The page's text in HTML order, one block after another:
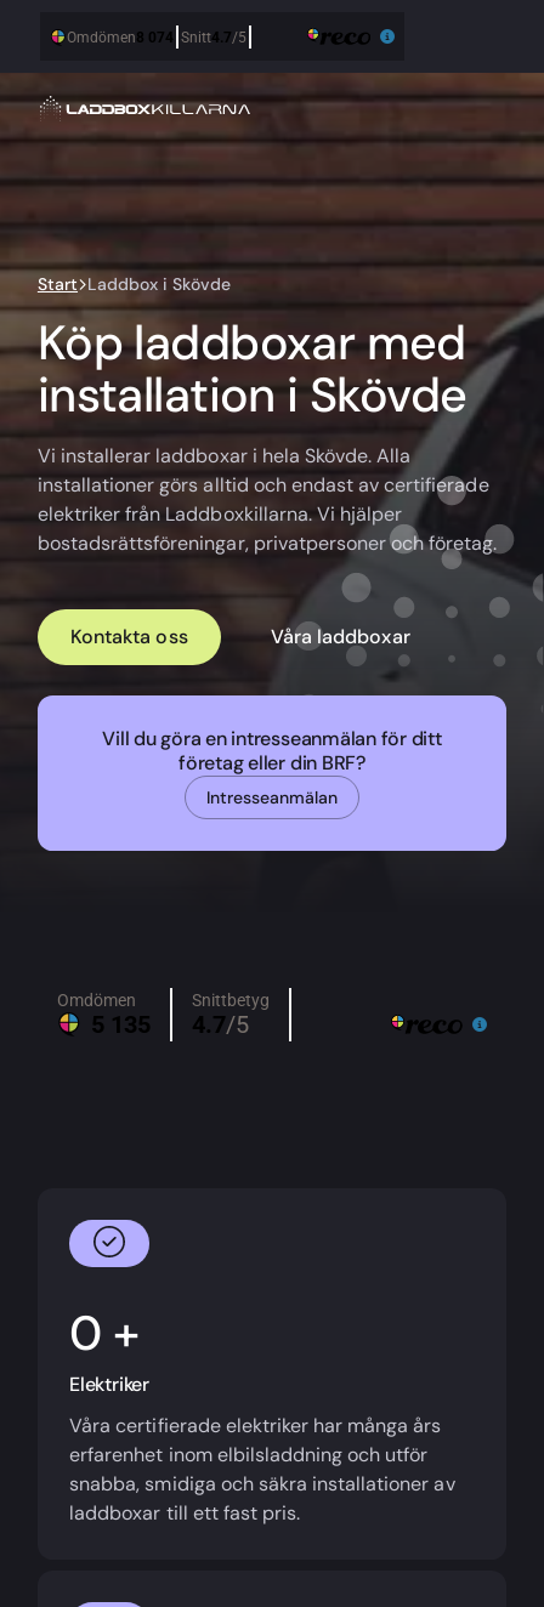
Start Laddbox i Skövde
Köp laddboxar med
installation i Skövde
Vi installerar laddboxar i hela Skövde. Alla
installationer görs alltid och endast av certifierade
elektriker från Laddboxkillarna. Vi hjälper
bostadsrättsföreningar, privatpersoner och företag.
Kontakta oss Våra laddboxar
Vill du göra en intresseanmälan för ditt
företag eller din BRF?
Intresseanmälan
+
Elektriker
Våra certifierade elektriker har många års
erfarenhet inom elbilsladdning och utför
snabba, smidiga och säkra installationer av
laddboxar till ett fast pris.